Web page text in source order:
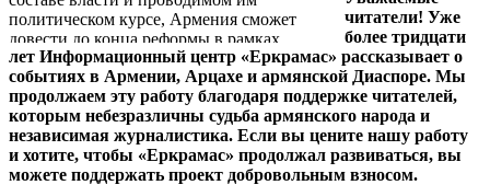
политическом курсе, Армения сможет
довести до конца реформы в рамках
обязательств перед европейскими
структурами», - заявил на пресс-
конференции 23 февраля глава фракции
партии АРФ Дашнакцутюн Ваан
Ованнисян.
читатели! Уже
более тридцати
лет Информационный центр «Еркрамас» рассказывает о
событиях в Армении, Арцахе и армянской Диаспоре. Мы
продолжаем эту работу благодаря поддержке читателей,
которым небезразличны судьба армянского народа и
независимая журналистика. Если вы цените нашу работу
и хотите, чтобы «Еркрамас» продолжал развиваться, вы
можете поддержать проект добровольным взносом.